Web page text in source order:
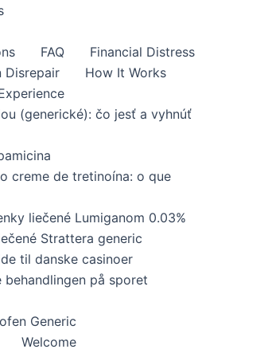
FAQ
Financial Distress
Disrepair
How It Works
(generické): čo jesť a vyhnúť
creme de tretinoína: o que
liečené Lumiganom 0.03%
Strattera generic
til danske casinoer
behandlingen på sporet
Generic
Welcome